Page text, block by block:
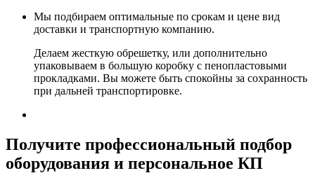
Мы подбираем оптимальные по срокам и цене вид
доставки и транспортную компанию.
Делаем жесткую обрешетку, или дополнительно
упаковываем в большую коробку с пенопластовыми
прокладками. Вы можете быть спокойны за сохранность
при дальней транспортировке.
Получите профессиональный подбор
оборудования и персональное КП